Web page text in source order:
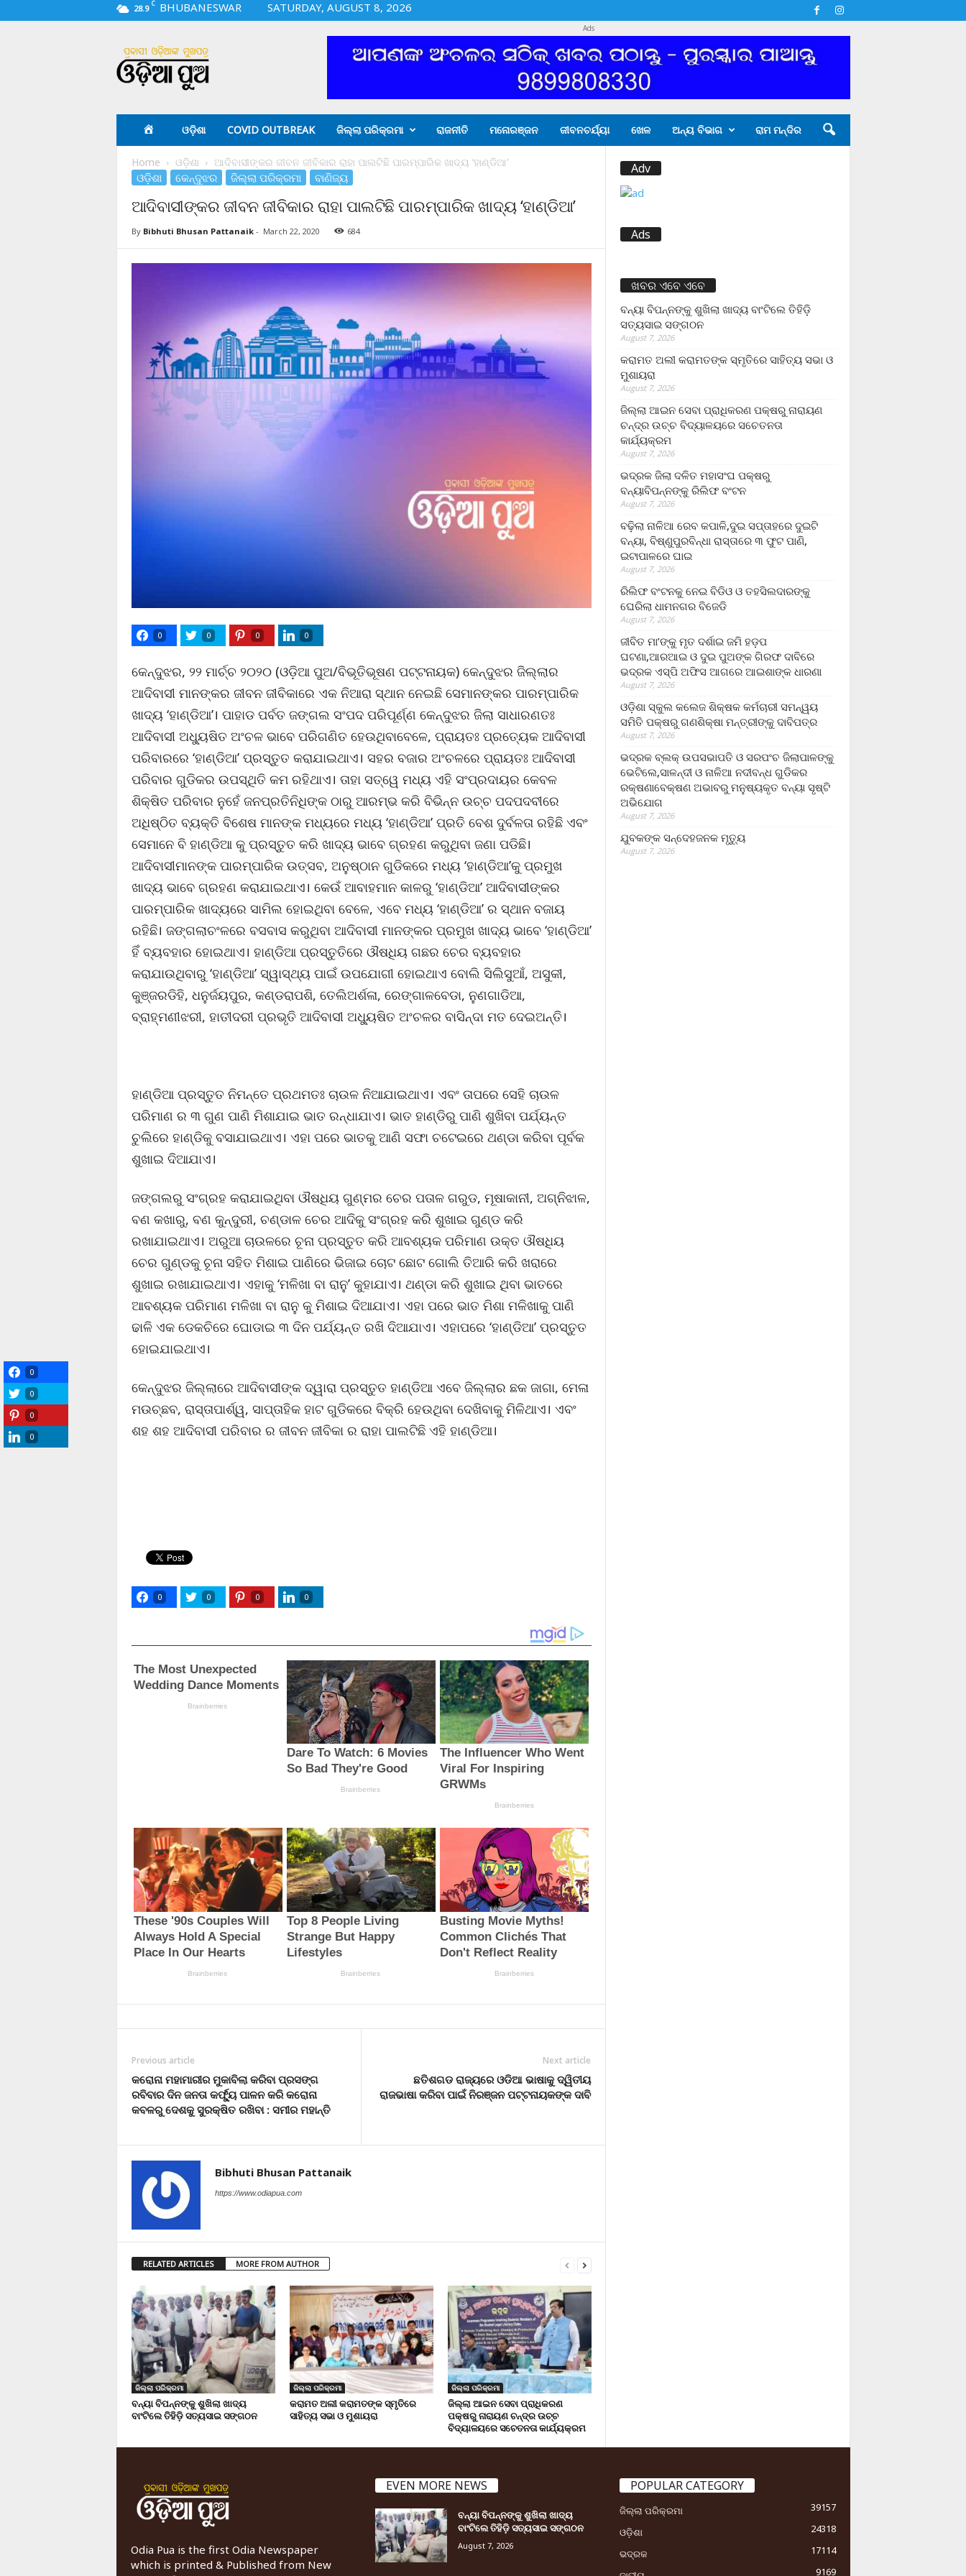
28.9 C BHUBANESWAR
SATURDAY, AUGUST 8, 2026
i
a
Ads
ଓଡ଼ିଶା COVID OUTBREAK ଜିଲ୍ଲା ପରିକ୍ରମା ରାଜନୀତି ମନୋରଞ୍ଜନ ଜୀବନଚର୍ଯ୍ୟା ଖେଳ ଅନ୍ୟ ବିଭାଗ ରାମ ମନ୍ଦିର
Home ଓଡ଼ିଶା ଆଦିବାସୀଙ୍କର ଜୀବନ ଜୀବିକାର ରାହା ପାଲଟିଛି ପାରମ୍ପାରିକ ଖାଦ୍ୟ ‘ହାଣ୍ଡିଆ’
ଓଡ଼ିଶା କେନ୍ଦୁଝର ଜିଲ୍ଲା ପରିକ୍ରମା ବାଣିଜ୍ୟ
ଆଦିବାସୀଙ୍କର ଜୀବନ ଜୀବିକାର ରାହା ପାଲଟିଛି ପାରମ୍ପାରିକ ଖାଦ୍ୟ ‘ହାଣ୍ଡିଆ’
By Bibhuti Bhusan Pattanaik- March 22, 2020 684
0 0 0 0
କେନ୍ଦୁଝର, ୨୨ ମାର୍ଚ୍ଚ ୨୦୨୦ (ଓଡ଼ିଆ ପୁଅ/ବିଭୂତିଭୂଷଣ ପଟ୍ଟନାୟକ) କେନ୍ଦୁଝର ଜିଲ୍ଲାର
ଆଦିବାସୀ ମାନଙ୍କର ଜୀବନ ଜୀବିକାରେ ଏକ ନିଆରା ସ୍ଥାନ ନେଇଛି ସେମାନଙ୍କର ପାରମ୍ପାରିକ
ଖାଦ୍ୟ ‘ହାଣ୍ଡିଆ’। ପାହାଡ ପର୍ବତ ଜଙ୍ଗଲ ସଂପଦ ପରିପୂର୍ଣ୍ଣ କେନ୍ଦୁଝର ଜିଲା ସାଧାରଣତଃ
ଆଦିବାସୀ ଅଧ୍ୟୁଷିତ ଅଂଚଳ ଭାବେ ପରିଗଣିତ ହେଉଥିବାବେଳେ, ପ୍ରାୟତଃ ପ୍ରତ୍ୟେକ ଆଦିବାସୀ
ପରିବାରରେ ‘ହାଣ୍ଡିଆ’ ପ୍ରସ୍ତୁତ କରାଯାଇଥାଏ। ସହର ବଜାର ଅଂଚଳରେ ପ୍ରାୟତଃ ଆଦିବାସୀ
ପରିବାର ଗୁଡିକର ଉପସ୍ଥିତି କମ ରହିଥାଏ। ତାହା ସତ୍ୱେ ମଧ୍ୟ ଏହି ସଂପ୍ରଦାୟର କେବଳ
ଶିକ୍ଷିତ ପରିବାର ନୁହେଁ ଜନପ୍ରତିନିଧିଙ୍କ ଠାରୁ ଆରମ୍ଭ କରି ବିଭିନ୍ନ ଉଚ୍ଚ ପଦପଦବୀରେ
ଅଧିଷ୍ଠିତ ବ୍ୟକ୍ତି ବିଶେଷ ମାନଙ୍କ ମଧ୍ୟରେ ମଧ୍ୟ ‘ହାଣ୍ଡିଆ’ ପ୍ରତି ବେଶ ଦୁର୍ବଳତା ରହିଛି ଏବଂ
ସେମାନେ ବି ହାଣ୍ଡିଆ କୁ ପ୍ରସ୍ତୁତ କରି ଖାଦ୍ୟ ଭାବେ ଗ୍ରହଣ କରୁଥିବା ଜଣା ପଡିଛି।
ଆଦିବାସୀମାନଙ୍କ ପାରମ୍ପାରିକ ଉତ୍ସବ, ଅନୁଷ୍ଠାନ ଗୁଡିକରେ ମଧ୍ୟ ‘ହାଣ୍ଡିଆ’କୁ ପ୍ରମୁଖ
ଖାଦ୍ୟ ଭାବେ ଗ୍ରହଣ କରାଯାଇଥାଏ। କେଉଁ ଆବାହମାନ କାଳରୁ ‘ହାଣ୍ଡିଆ’ ଆଦିବାସୀଙ୍କର
ପାରମ୍ପାରିକ ଖାଦ୍ୟରେ ସାମିଲ ହୋଇଥିବା ବେଳେ, ଏବେ ମଧ୍ୟ ‘ହାଣ୍ଡିଆ’ ର ସ୍ଥାନ ବଜାୟ
ରହିଛି। ଜଙ୍ଗଲାଚଂଳରେ ବସବାସ କରୁଥିବା ଆଦିବାସୀ ମାନଙ୍କର ପ୍ରମୁଖ ଖାଦ୍ୟ ଭାବେ ‘ହାଣ୍ଡିଆ’
ହିଁ ବ୍ୟବହାର ହୋଇଥାଏ। ହାଣ୍ଡିଆ ପ୍ରସ୍ତୁତିରେ ଔଷଧିୟ ଗଛର ଚେର ବ୍ୟବହାର
କରାଯାଉଥିବାରୁ ‘ହାଣ୍ଡିଆ’ ସ୍ୱାସ୍ଥ୍ୟ ପାଇଁ ଉପଯୋଗୀ ହୋଇଥାଏ ବୋଲି ସିଲିସୁଆଁ, ଅସୁକୀ,
କୁଞ୍ଜରଡିହି, ଧନୁର୍ଜୟପୁର, କଣ୍ଡରାପଶି, ତେଲିଅର୍ଶଳା, ରେଙ୍ଗାଳବେଡା, ନୁଣଗାଡିଆ,
ବ୍ରାହ୍ମଣୀଝରୀ, ହାତୀଦରୀ ପ୍ରଭୃତି ଆଦିବାସୀ ଅଧ୍ୟୁଷିତ ଅଂଚଳର ବାସିନ୍ଦା ମତ ଦେଇଅନ୍ତି।
ହାଣ୍ଡିଆ ପ୍ରସ୍ତୁତ ନିମନ୍ତେ ପ୍ରଥମତଃ ଚାଉଳ ନିଆଯାଇଥାଏ। ଏବଂ ତାପରେ ସେହି ଚାଉଳ
ପରିମାଣ ର ୩ ଗୁଣ ପାଣି ମିଶାଯାଇ ଭାତ ରନ୍ଧାଯାଏ। ଭାତ ହାଣ୍ଡିରୁ ପାଣି ଶୁଖିବା ପର୍ଯ୍ୟନ୍ତ
ଚୁଲିରେ ହାଣ୍ଡିକୁ ବସାଯାଇଥାଏ। ଏହା ପରେ ଭାତକୁ ଆଣି ସଫା ଚଟେଇରେ ଥଣ୍ଡା କରିବା ପୂର୍ବକ
ଶୁଖାଇ ଦିଆଯାଏ।
ଜଙ୍ଗଲରୁ ସଂଗ୍ରହ କରାଯାଇଥିବା ଔଷଧିୟ ଗୁଣ୍ମର ଚେର ପତାଳ ଗରୁଡ, ମୂଷାକାନୀ, ଅଗ୍ନିଝାଳ,
ବଣ କଖାରୁ, ବଣ କୁନ୍ଦୁରୀ, ଚଣ୍ଡାଳ ଚେର ଆଦିକୁ ସଂଗ୍ରହ କରି ଶୁଖାଇ ଗୁଣ୍ଡ କରି
ରଖାଯାଇଥାଏ। ଅରୁଆ ଚାଉଳରେ ଚୂନା ପ୍ରସ୍ତୁତ କରି ଆବଶ୍ୟକ ପରିମାଣ ଉକ୍ତ ଔଷଧିୟ
ଚେର ଗୁଣ୍ଡକୁ ଚୂନା ସହିତ ମିଶାଇ ପାଣିରେ ଭିଜାଇ ଚୋଟ ଛୋଟ ଗୋଲି ତିଆରି କରି ଖରାରେ
ଶୁଖାଇ ରଖାଯାଇଥାଏ। ଏହାକୁ ‘ମଳିଖା ବା ରାନୁ’ କୁହାଯାଏ। ଥଣ୍ଡା କରି ଶୁଖାଇ ଥିବା ଭାତରେ
ଆବଶ୍ୟକ ପରିମାଣ ମଳିଖା ବା ରାନୁ କୁ ମିଶାଇ ଦିଆଯାଏ। ଏହା ପରେ ଭାତ ମିଶା ମଳିଖାକୁ ପାଣି
ଢାଳି ଏକ ଡେକଚିରେ ଘୋଡାଇ ୩ ଦିନ ପର୍ଯ୍ୟନ୍ତ ରଖି ଦିଆଯାଏ। ଏହାପରେ ‘ହାଣ୍ଡିଆ’ ପ୍ରସ୍ତୁତ
ହୋଇଯାଇଥାଏ।
କେନ୍ଦୁଝର ଜିଲ୍ଲାରେ ଆଦିବାସୀଙ୍କ ଦ୍ୱାରା ପ୍ରସ୍ତୁତ ହାଣ୍ଡିଆ ଏବେ ଜିଲ୍ଲାର ଛକ ଜାଗା, ମେଳା
ମଉଚ୍ଛବ, ରାସ୍ତାପାର୍ଶ୍ୱ, ସାପ୍ତାହିକ ହାଟ ଗୁଡିକରେ ବିକ୍ରି ହେଉଥିବା ଦେଖିବାକୁ ମିଳିଥାଏ। ଏବଂ
ଶହ ଶହ ଆଦିବାସୀ ପରିବାର ର ଜୀବନ ଜୀବିକା ର ରାହା ପାଲଟିଛି ଏହି ହାଣ୍ଡିଆ।
0 0 0 0
Previous article
କରୋନା ମହାମାରୀର ମୁକାବିଲା କରିବା ପ୍ରସଙ୍ଗ
ରବିବାର ଦିନ ଜନତା କର୍ଫ୍ୟୁ ପାଳନ କରି କରୋନା
କବଳରୁ ଦେଶକୁ ସୁରକ୍ଷିତ ରଖିବା : ସମୀର ମହାନ୍ତି
Next article
ଛତିଶଗଡ ରାଜ୍ୟରେ ଓଡିଆ ଭାଷାକୁ ଦ୍ୱିତୀୟ
ରାଜଭାଷା କରିବା ପାଇଁ ନିରଞ୍ଜନ ପଟ୍ଟନାୟକଙ୍କ ଦାବି
Bibhuti Bhusan Pattanaik
https://www.odiapua.com
RELATED ARTICLES MORE FROM AUTHOR
ଜିଲ୍ଲା ପରିକ୍ରମା
ବନ୍ୟା ବିପନ୍ନଙ୍କୁ ଶୁଖିଲା ଖାଦ୍ୟ
ବାଂଟିଲେ ତିହିଡି଼ ସତ୍ୟସାଇ ସଙ୍ଗଠନ
ଜିଲ୍ଲା ପରିକ୍ରମା
କରାମତ ଅଲୀ କରାମତଙ୍କ ସ୍ମୃତିରେ
ସାହିତ୍ୟ ସଭା ଓ ମୁଶାୟରା
ଜିଲ୍ଲା ପରିକ୍ରମା
ଜିଲ୍ଲା ଆଇନ ସେବା ପ୍ରାଧିକରଣ
ପକ୍ଷରୁ ନାରାୟଣ ଚନ୍ଦ୍ର ଉଚ୍ଚ
ବିଦ୍ୟାଳୟରେ ସଚେତନତା କାର୍ଯ୍ୟକ୍ରମ
Adv
Ads
ଖବର ଏବେ ଏବେ
ବନ୍ୟା ବିପନ୍ନଙ୍କୁ ଶୁଖିଲା ଖାଦ୍ୟ ବାଂଟିଲେ ତିହିଡି଼
ସତ୍ୟସାଇ ସଙ୍ଗଠନ
August 7, 2026
କରାମତ ଅଲୀ କରାମତଙ୍କ ସ୍ମୃତିରେ ସାହିତ୍ୟ ସଭା ଓ
ମୁଶାୟରା
August 7, 2026
ଜିଲ୍ଲା ଆଇନ ସେବା ପ୍ରାଧିକରଣ ପକ୍ଷରୁ ନାରାୟଣ
ଚନ୍ଦ୍ର ଉଚ୍ଚ ବିଦ୍ୟାଳୟରେ ସଚେତନତା
କାର୍ଯ୍ୟକ୍ରମ
August 7, 2026
ଭଦ୍ରକ ଜିଲା ଦଳିତ ମହାସଂଘ ପକ୍ଷରୁ
ବନ୍ୟାବିପନ୍ନଙ୍କୁ ରିଲିଫ ବଂଟନ
August 7, 2026
ବଢ଼ିଲା ନାଳିଆ ରେବ କପାଳି,ଦୁଇ ସପ୍ତାହରେ ଦୁଇଟି
ବନ୍ୟା, ବିଷ୍ଣୁପୁରବିନ୍ଧା ରାସ୍ତାରେ ୩ ଫୁଟ ପାଣି,
ଇଟାପାଳରେ ଘାଇ
August 7, 2026
ରିଲିଫ ବଂଟନକୁ ନେଇ ବିଡିଓ ଓ ତହସିଲଦାରଙ୍କୁ
ଘେରିଲା ଧାମନଗର ବିଜେଡି
August 7, 2026
ଜୀବିତ ମା’ଙ୍କୁ ମୃତ ଦର୍ଶାଇ ଜମି ହଡ଼ପ
ଘଟଣା,ଆରଆଇ ଓ ଦୁଇ ପୁଅଙ୍କ ଗିରଫ ଦାବିରେ
ଭଦ୍ରକ ଏସ୍‌ପି ଅଫିସ ଆଗରେ ଆଇଶାଙ୍କ ଧାରଣା
August 7, 2026
ଓଡ଼ିଶା ସ୍କୁଲ କଲେଜ ଶିକ୍ଷକ କର୍ମଚାରୀ ସମନ୍ୱୟ
ସମିତି ପକ୍ଷରୁ ଗଣଶିକ୍ଷା ମନ୍ତ୍ରୀଙ୍କୁ ଦାବିପତ୍ର
August 7, 2026
ଭଦ୍ରକ ବ୍ଲକ୍ ଉପସଭାପତି ଓ ସରପଂଚ ଜିଲାପାଳଙ୍କୁ
ଭେଟିଲେ,ସାଳନ୍ଦୀ ଓ ନାଳିଆ ନଦୀବନ୍ଧ ଗୁଡିକର
ରକ୍ଷଣାବେକ୍ଷଣ ଅଭାବରୁ ମନୁଷ୍ୟକୃତ ବନ୍ୟା ସୃଷ୍ଟି
ଅଭିଯୋଗ
August 7, 2026
ଯୁବକଙ୍କ ସନ୍ଦେହଜନକ ମୃତ୍ୟୁ
August 7, 2026
Odia Pua is the first Odia Newspaper
which is printed & Published from New
EVEN MORE NEWS
ବନ୍ୟା ବିପନ୍ନଙ୍କୁ ଶୁଖିଲା ଖାଦ୍ୟ
ବାଂଟିଲେ ତିହିଡି଼ ସତ୍ୟସାଇ ସଙ୍ଗଠନ
August 7, 2026
POPULAR CATEGORY
ଜିଲ୍ଲା ପରିକ୍ରମା
39157
ଓଡ଼ିଶା
24318
ଭଦ୍ରକ
17114
9169
0
0
0
0